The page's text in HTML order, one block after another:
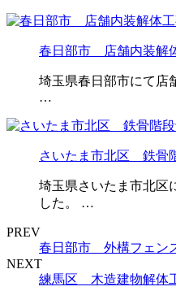
春日部市 店舗内装解
埼玉県春日部市にて店
…
さいたま市北区 鉄骨
埼玉県さいたま市北区
した。 …
PREV
春日部市 外構フェン
NEXT
練馬区 木造建物解体